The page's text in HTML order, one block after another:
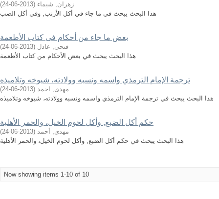
زهران, شيماء (
2013-06-24
)
هذا البحث يبحث في ما جاء في أكل الأرنب, وفي أكل الضب
بعض ما جاء من أحكام فى كتاب الأطعمة
فتحى, عادل (
2013-06-24
)
هذا البحث يبحث في بعض الأحكام من كتاب الأطعمة
ترجمة الإمام الترمذي واسمه ونسبه وولادته، شيوخه وتلاميذه
مهدى, احمد (
2013-06-24
)
هذا البحث يبحث في ترجمة الإمام الترمذي واسمه ونسبه وولادته، شيوخه وتلاميذه
حكم أكل الضبع, وأكل لحوم الخيل، والحمر الأهلية
مهدى, أحمد (
2013-06-24
)
هذا البحث يبحث في حكم أكل الضبع, وأكل لحوم الخيل، والحمر الأهلية
Now showing items 1-10 of 10